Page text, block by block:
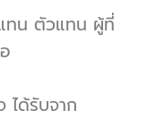
น ตัวแทน ผู้ที่
ด้รับจาก